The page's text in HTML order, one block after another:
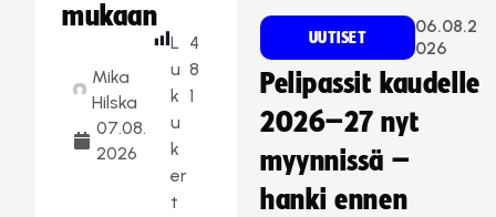
mukaan
Mika
Hilska
07.08.
2026
L
u
k
u
k
er
t
4
8
1
UUTISET
06.08.2
026
Pelipassit kaudelle
2026–27 nyt
myynnissä –
hanki ennen